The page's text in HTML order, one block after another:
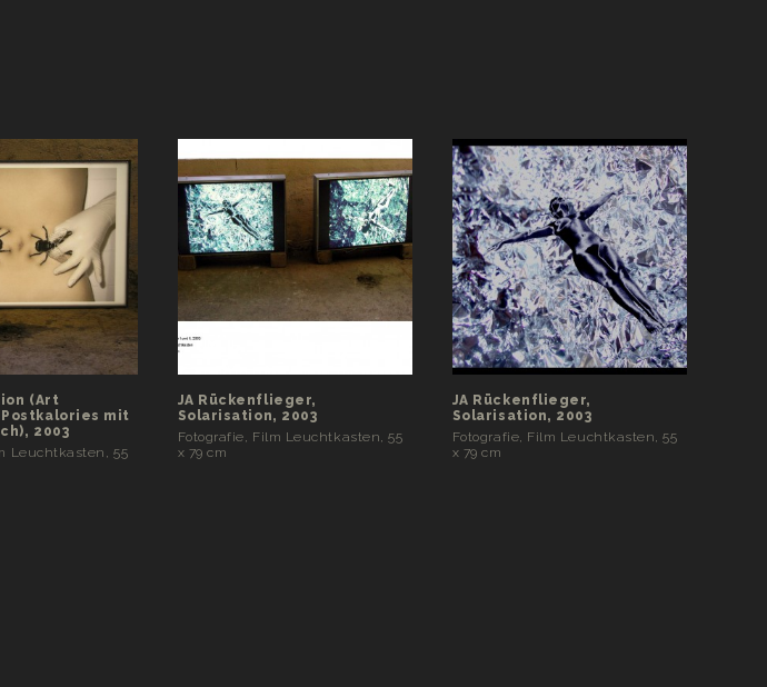
(Art
mit
2003
Leuchtkasten, 55
JA Rückenflieger,
Solarisation, 2003
Fotografie, Film Leuchtkasten, 55
x 79 cm
JA Rückenflieger,
Solarisation, 2003
Fotografie, Film Leuchtkasten, 55
x 79 cm